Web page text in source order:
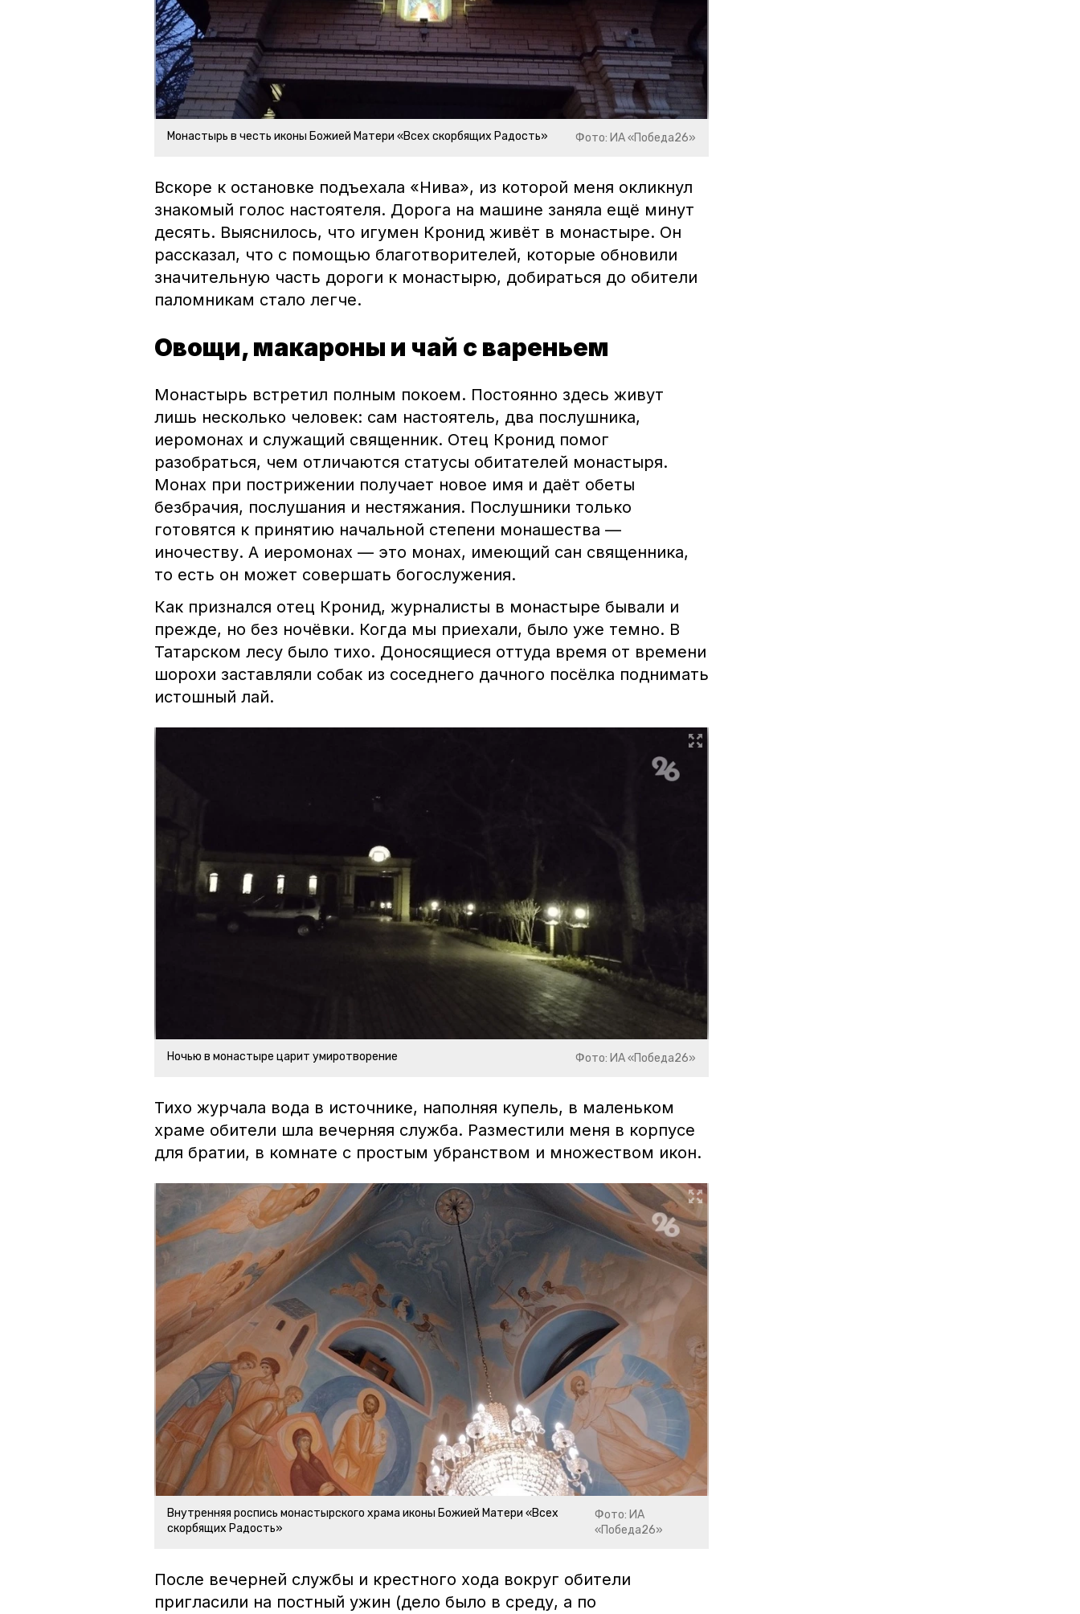
Монастырь в честь иконы Божией Матери «Всех скорбящих Радость» Фото: ИА «Победа26»
Вскоре к остановке подъехала «Нива», из которой меня окликнул
знакомый голос настоятеля. Дорога на машине заняла ещё минут
десять. Выяснилось, что игумен Кронид живёт в монастыре. Он
рассказал, что с помощью благотворителей, которые обновили
значительную часть дороги к монастырю, добираться до обители
паломникам стало легче.
Овощи, макароны и чай с вареньем
Монастырь встретил полным покоем. Постоянно здесь живут
лишь несколько человек: сам настоятель, два послушника,
иеромонах и служащий священник. Отец Кронид помог
разобраться, чем отличаются статусы обитателей монастыря.
Монах при пострижении получает новое имя и даёт обеты
безбрачия, послушания и нестяжания. Послушники только
готовятся к принятию начальной степени монашества —
иночеству. А иеромонах — это монах, имеющий сан священника,
то есть он может совершать богослужения.
Как признался отец Кронид, журналисты в монастыре бывали и
прежде, но без ночёвки. Когда мы приехали, было уже темно. В
Татарском лесу было тихо. Доносящиеся оттуда время от времени
шорохи заставляли собак из соседнего дачного посёлка поднимать
истошный лай.
Ночью в монастыре царит умиротворение Фото: ИА «Победа26»
Тихо журчала вода в источнике, наполняя купель, в маленьком
храме обители шла вечерняя служба. Разместили меня в корпусе
для братии, в комнате с простым убранством и множеством икон.
Внутренняя роспись монастырского храма иконы Божией Матери «Всех
скорбящих Радость»
Фото: ИА
«Победа26»
После вечерней службы и крестного хода вокруг обители
пригласили на постный ужин (дело было в среду, а по